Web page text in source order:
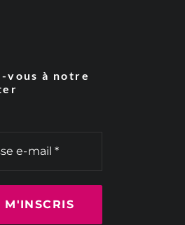
vous à notre